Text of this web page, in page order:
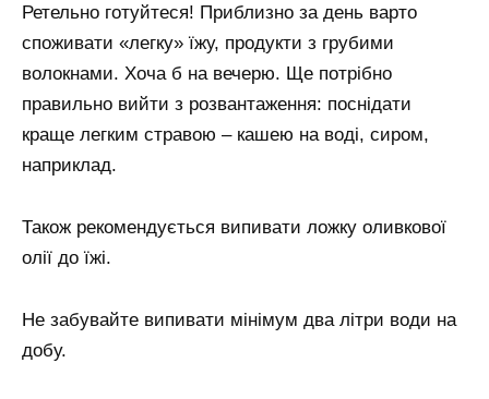
Ретельно готуйтеся! Приблизно за день варто
споживати «легку» їжу, продукти з грубими
волокнами. Хоча б на вечерю. Ще потрібно
правильно вийти з розвантаження: поснідати
краще легким стравою – кашею на воді, сиром,
наприклад.
Також рекомендується випивати ложку оливкової
олії до їжі.
Не забувайте випивати мінімум два літри води на
добу.